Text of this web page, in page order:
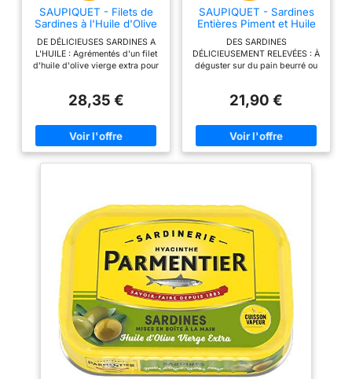
SAUPIQUET - Filets de
Sardines à l'Huile d'Olive
- 15 Conserves
DE DÉLICIEUSES SARDINES A
L'HUILE : Agrémentés d'un filet
d'huile d'olive vierge extra pour
sardines sans arêtes peuvent
accompagner vos plats chauds
ou froids. DES FILETS
SOIGNEUSEMENT PRÉPARÉS :
de la sardine pour vous régaler
au quotidien. TRAÇABILITÉ
GARANTIE : Ce produit est
élaboré à base de sardine 100
% traçable. Saupiquet s'engage
à fournir à chacun les données
relatives à l'origine du poisson
et aux méthodes de pêche
utilisées depuis le site web
Saupiquet. ADOPTER ET
PROMOUVOIR UNE
ALIMENTATION SAINE : ces
filets de sardines en boîte sont
préparés avec soin, sans ajout
de conservateurs, sans
28,35 €
SAUPIQUET - Sardines
Entières Piment et Huile
Conserves
DES SARDINES
DÉLICIEUSEMENT RELEVÉES : À
déguster sur du pain beurré ou
piment Saupiquet apportent une
apéritifs. FORMAT PRATIQUE :
Les sardines en conserve
Saupiquet sont conditionnées
vous voulez, quand vous voulez
! QUALITÉ GARANTIE : Ce
produit Saupiquet emboîté à la
main, subit tout au long de sa
production de nombreux
contrôles qualité depuis la
qualité des lots de poissons, du
parage de la sardine jusqu'à
l'emboîtage à la main. LA
SARDINE, VOTRE ATOUT
SANTÉ : le Programme National
Nutrition et Santé (PNNS)
recommande aux adultes de
consommer du poisson deux
fois par semaine, dont au moins
21,90 €